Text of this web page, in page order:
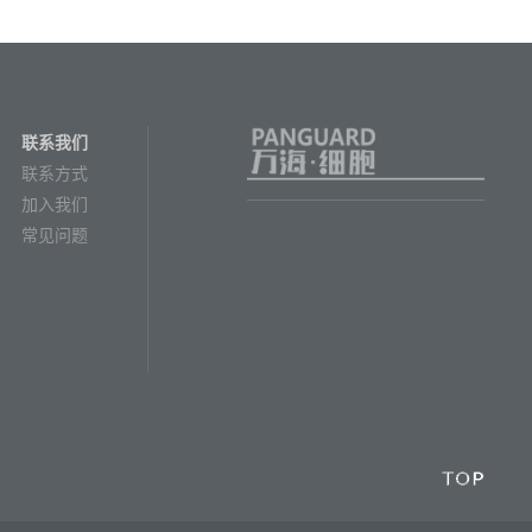
联系我们
联系方式
加入我们
常见问题